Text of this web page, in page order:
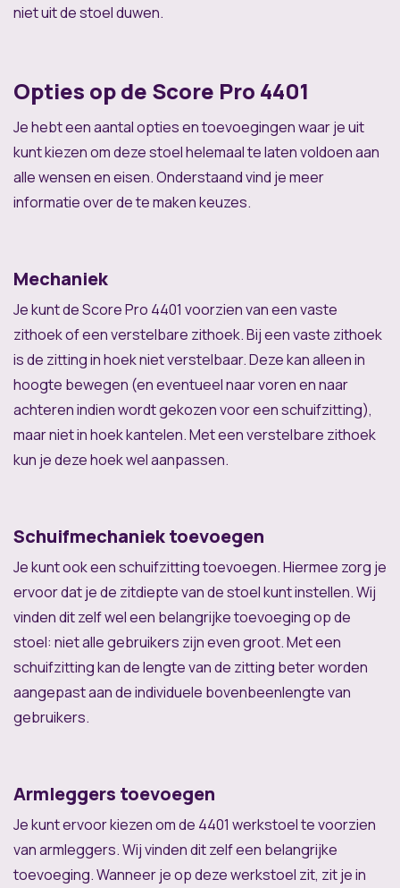
niet uit de stoel duwen.
Opties op de Score Pro 4401
Je hebt een aantal opties en toevoegingen waar je uit
kunt kiezen om deze stoel helemaal te laten voldoen aan
alle wensen en eisen. Onderstaand vind je meer
informatie over de te maken keuzes.
Mechaniek
Je kunt de Score Pro 4401 voorzien van een vaste
zithoek of een verstelbare zithoek. Bij een vaste zithoek
is de zitting in hoek niet verstelbaar. Deze kan alleen in
hoogte bewegen (en eventueel naar voren en naar
achteren indien wordt gekozen voor een schuifzitting),
maar niet in hoek kantelen. Met een verstelbare zithoek
kun je deze hoek wel aanpassen.
Schuifmechaniek toevoegen
Je kunt ook een schuifzitting toevoegen. Hiermee zorg je
ervoor dat je de zitdiepte van de stoel kunt instellen. Wij
vinden dit zelf wel een belangrijke toevoeging op de
stoel: niet alle gebruikers zijn even groot. Met een
schuifzitting kan de lengte van de zitting beter worden
aangepast aan de individuele bovenbeenlengte van
gebruikers.
Armleggers toevoegen
Je kunt ervoor kiezen om de 4401 werkstoel te voorzien
van armleggers. Wij vinden dit zelf een belangrijke
toevoeging. Wanneer je op deze werkstoel zit, zit je in